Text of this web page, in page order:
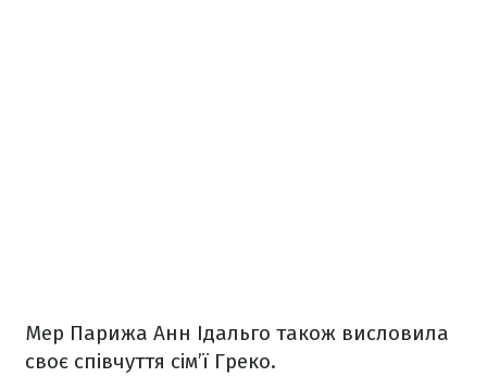
Мер Парижа Анн Ідальго також висловила
своє співчуття сім’ї Греко.